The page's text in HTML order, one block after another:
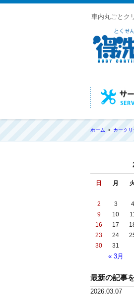
車内丸ごとク
ホーム カーク
日 月
« 3月
2
3 4
9
10
16
17
23
24
30
31
最新の記事
2026.03.07